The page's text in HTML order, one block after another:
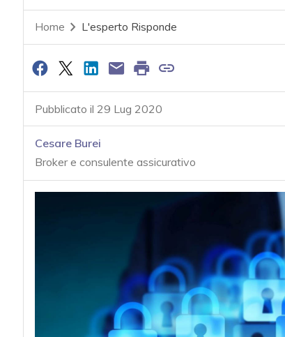
Home L'esperto Risponde
Pubblicato il 29 Lug 2020
Cesare Burei
Broker e consulente assicurativo